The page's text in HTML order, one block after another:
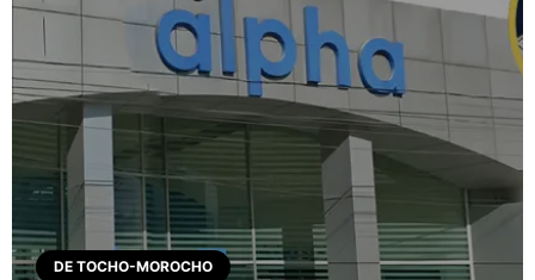
DE TOCHO-MOROCHO